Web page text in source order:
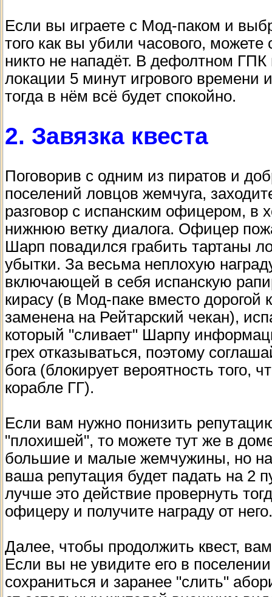
Если вы играете с Мод-паком и
того как вы убили часового,
никто не нападёт. В дефолтном
локации 5 минут игрового времени
тогда в нём всё будет спокойно.
2. Завязка квеста
Поговорив с одним из пиратов и
поселений ловцов жемчуга,
разговор с испанским офицером, в
нижнюю ветку диалога. Офицер
Шарп повадился грабить тартаны
убытки. За весьма неплохую
включающей в себя испанскую
кирасу (в Мод-паке вместо дорогой
заменена на Рейтарский чекан),
который "сливает" Шарпу
грех отказываться, поэтому
бога (блокирует вероятность того,
корабле ГГ).
Если вам нужно понизить
"плохишей", то можете тут же в
большие и малые жемчужины, но
ваша репутация будет падать на 2
лучше это действие провернуть
офицеру и получите награду от него.
Далее, чтобы продолжить квест,
Если вы не увидите его в
сохраниться и заранее "слить"